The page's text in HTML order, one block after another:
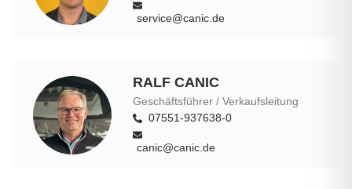
service@canic.de
RALF CANIC
Geschäftsführer / Verkaufsleitung
07551-937638-0
canic@canic.de